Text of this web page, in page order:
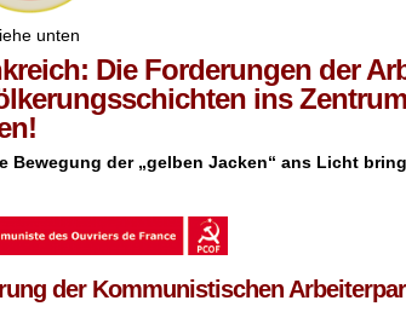
unten
Die Forderungen der
ins
Bewegung der „gelben Jacken“ ans Licht
der Kommunistischen